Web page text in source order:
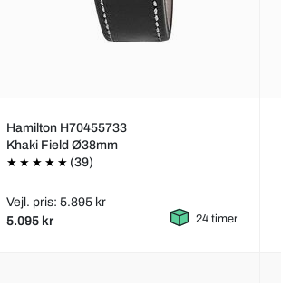
Hamilton H70455733
Khaki Field Ø38mm
(39)
Vejl. pris: 5.895 kr
5.095 kr 24 timer